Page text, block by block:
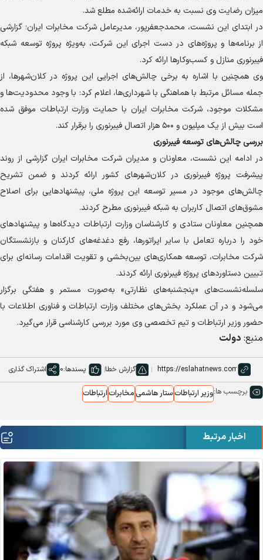
میزان رضایت وی نسبت به خدمات ارائه‌شده مطلع شد.
در ابتدای این نشست، محمدجعفرپور، مدیرعامل شرکت مخابرات ایران؛ گزارشی
از برنامه‌ها و پروژه‌های در دست اجرای این شرکت، به‌ویژه پروژه توسعه شبکه
فیبرنوری منازل و کسب‌وکار‌ها ارائه کرد.
وی همچنین با اشاره به برخی چالش‌های اجرایی این پروژه در کلان‌شهرها، از
جمله مسائل مرتبط با هماهنگی با شهرداری‌ها، اعلام کرد: با وجود محدودیت‌ها و
مشکلات موجود، شرکت مخابرات ایران با حمایت وزارت ارتباطات موفق شده
است بیش از یک میلیون و ۵۰۰ هزار اتصال فیبرنوری را برقرار کند.
بررسی چالش‌های توسعه فیبرنوری
در ادامه این نشست، معاونان و مدیران شرکت مخابرات ایران گزارشی از روند
پیشرفت پروژه فیبرنوری در کلان‌شهر‌های کشور ارائه کردند و ضمن تشریح
چالش‌های موجود در مسیر توسعه این پروژه ملی، پیشنهاد‌هایی برای اصلاح
مشوق‌های اتصال کاربران به شبکه فیبرنوری مطرح کردند.
همچنین معاونان ستادی و کارشناسان وزارت ارتباطات دیدگاه‌ها و پیشنهاد‌های
خود را درباره تعامل با سایر اپراتورها، رفع دغدغه‌های کارکنان و بازنشستگان
شرکت مخابرات، توسعه همکاری‌های بین‌بخشی و تقویت اقدامات رسانه‌ای برای
تبیین دستاورد‌های پروژه فیبرنوری ارائه کردند.
سلسله‌نشست‌های «پنجشنبه‌های نظارتی» به‌صورت مستمر و هفتگی برگزار
می‌شود و در آن عملکرد بخش‌های مختلف وزارت ارتباطات و فناوری اطلاعات با
حضور وزیر ارتباطات و تیم تخصصی وی مورد بررسی کارشناسی قرار می‌گیرد.
منبع: دولت
گزارش خطا پسندها:0 اشتراک گذاری
برچسب ها:وزیر ارتباطاتستار هاشمیمخابراتارتباطات
اخبار مرتبط